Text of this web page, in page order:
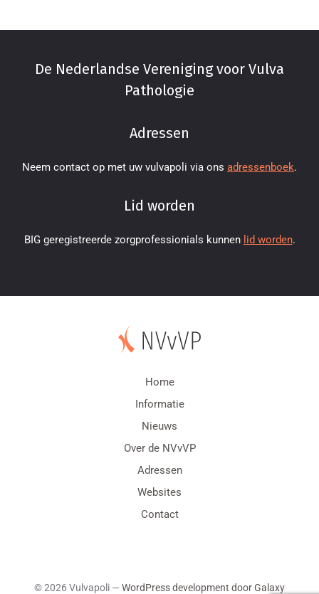
De Nederlandse Vereniging voor Vulva
Pathologie
Adressen
Neem contact op met uw vulvapoli via ons adressenboek.
Lid worden
BIG geregistreerde zorgprofessionials kunnen lid worden.
Home
Informatie
Nieuws
Over de NVvVP
Adressen
Websites
Contact
© 2026 Vulvapoli — WordPress development door Galaxy